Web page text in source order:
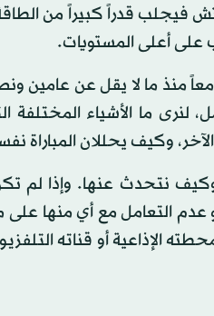
فيجلب قدراً كبيراً من
على أعلى المستويات.
منذ ما لا يقل عن عامين
لنرى ما الأشياء
وكيف يحللان المباراة
نتحدث عنها. وإذا لم
عدم التعامل مع أي منها
الإذاعية أو قناته